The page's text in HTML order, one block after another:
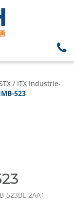
/ ITX Industrie-
523
523BL-2AA1